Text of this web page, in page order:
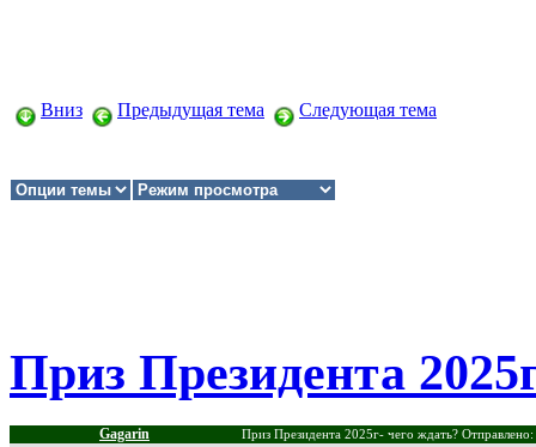
Вниз Предыдущая тема Следующая тема
Приз Президента
Gagarin Приз Президента 2025г- чего ждать?